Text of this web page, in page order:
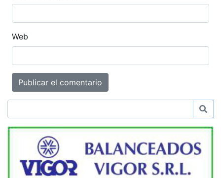
Web